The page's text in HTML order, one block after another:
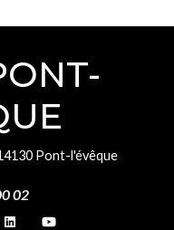
Pont-l'évêque
02
nous sur
Suivez-nous sur
Suivez-nous sur